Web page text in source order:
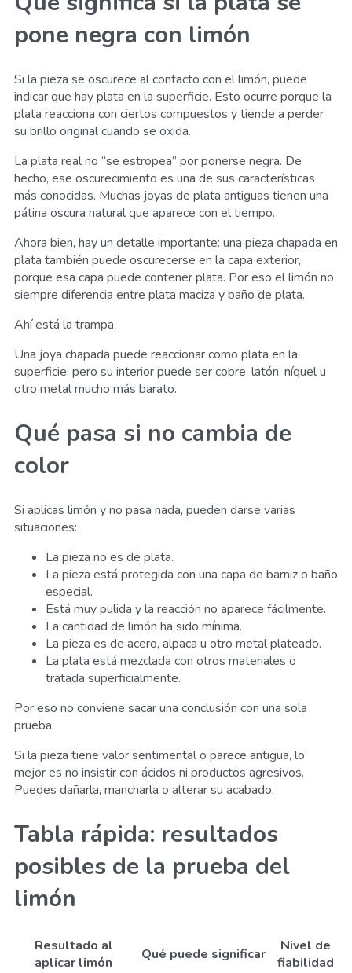
pone negra con limón
Si la pieza se oscurece al contacto con el limón, puede
indicar que hay plata en la superficie. Esto ocurre porque la
plata reacciona con ciertos compuestos y tiende a perder
su brillo original cuando se oxida.
La plata real no “se estropea” por ponerse negra. De
hecho, ese oscurecimiento es una de sus características
más conocidas. Muchas joyas de plata antiguas tienen una
pátina oscura natural que aparece con el tiempo.
Ahora bien, hay un detalle importante: una pieza chapada en
plata también puede oscurecerse en la capa exterior,
porque esa capa puede contener plata. Por eso el limón no
siempre diferencia entre plata maciza y baño de plata.
Ahí está la trampa.
Una joya chapada puede reaccionar como plata en la
superficie, pero su interior puede ser cobre, latón, níquel u
otro metal mucho más barato.
Qué pasa si no cambia de
color
Si aplicas limón y no pasa nada, pueden darse varias
situaciones:
La pieza no es de plata.
La pieza está protegida con una capa de barniz o baño
especial.
Está muy pulida y la reacción no aparece fácilmente.
La cantidad de limón ha sido mínima.
La pieza es de acero, alpaca u otro metal plateado.
La plata está mezclada con otros materiales o
tratada superficialmente.
Por eso no conviene sacar una conclusión con una sola
prueba.
Si la pieza tiene valor sentimental o parece antigua, lo
mejor es no insistir con ácidos ni productos agresivos.
Puedes dañarla, mancharla o alterar su acabado.
Tabla rápida: resultados
posibles de la prueba del
limón
Resultado al
aplicar limón
Qué puede significar
Nivel de
fiabilidad